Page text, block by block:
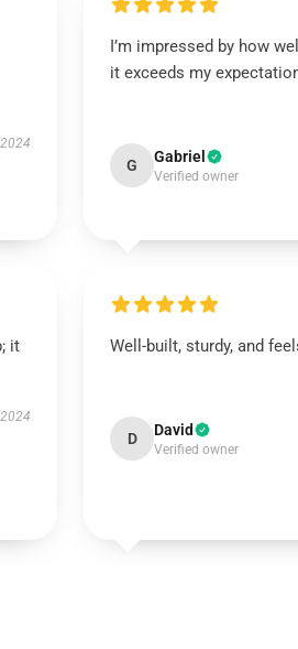
I’m impressed by how
it exceeds my
G Gabriel
Verified owner
it
Well-built, sturdy, and
D David
Verified owner